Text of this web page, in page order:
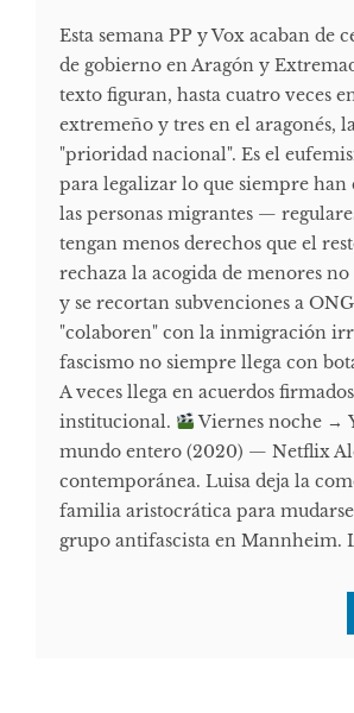
Esta semana PP y Vox acaban de
de gobierno en Aragón y
texto figuran, hasta cuatro veces
extremeño y tres en el aragonés,
"prioridad nacional". Es el
para legalizar lo que siempre han
las personas migrantes —
tengan menos derechos que el
rechaza la acogida de menores
y se recortan subvenciones a
"colaboren" con la inmigración
fascismo no siempre llega con
A veces llega en acuerdos
institucional.
Viernes noche →
mundo entero (2020) — Netflix
contemporánea. Luisa deja la
familia aristocrática para
grupo antifascista en Mannheim.